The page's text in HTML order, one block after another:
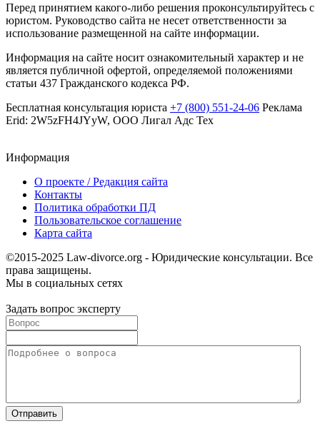
Перед принятием какого-либо решения проконсультируйтесь с
юристом. Руководство сайта не несет ответственности за
использование размещенной на сайте информации.
Информация на сайте носит ознакомительный характер и не
является публичной офертой, определяемой положениями
статьи 437 Гражданского кодекса РФ.
Бесплатная консультация юриста +7 (800) 551-24-06 Реклама
Erid: 2W5zFH4JYyW, ООО Лигал Адс Тех
Информация
О проекте / Редакция сайта
Контакты
Политика обработки ПД
Пользовательское соглашение
Карта сайта
©2015-2025 Law-divorce.org - Юридические консультации. Все
права защищены.
Мы в социальных сетях
Задать вопрос эксперту